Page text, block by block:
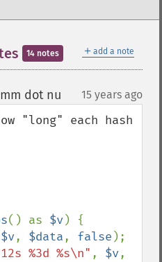
＋ add a note
14 notes
dot nu 15 years ago
"long" each hash
() as $v) {
$v, $data, false );
%3d %s\n" , $v